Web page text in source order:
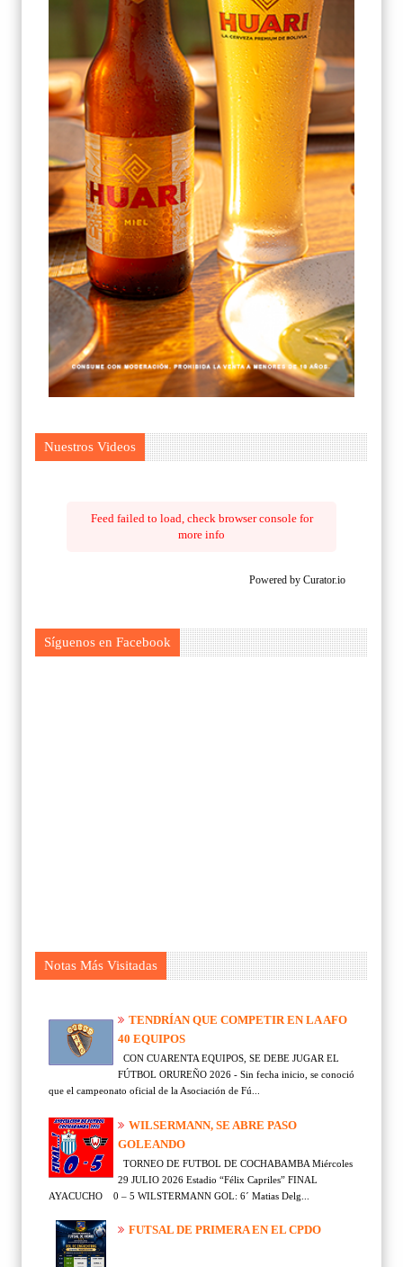
Nuestros Videos
Feed failed to load, check browser console for
more info
Powered by Curator.io
Síguenos en Facebook
Notas Más Visitadas
TENDRÍAN QUE COMPETIR EN LA AFO
40 EQUIPOS
CON CUARENTA EQUIPOS, SE DEBE JUGAR EL
FÚTBOL ORUREÑO 2026 - Sin fecha inicio, se conoció
que el campeonato oficial de la Asociación de Fú...
WILSERMANN, SE ABRE PASO
GOLEANDO
TORNEO DE FUTBOL DE COCHABAMBA Miércoles
29 JULIO 2026 Estadio “Félix Capriles” FINAL
AYACUCHO 0 – 5 WILSTERMANN GOL: 6´ Matias Delg...
FUTSAL DE PRIMERA EN EL CPDO